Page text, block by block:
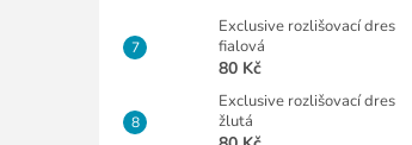
Exclusive rozlišovací dres
fialová
80 Kč
Exclusive rozlišovací dres
žlutá